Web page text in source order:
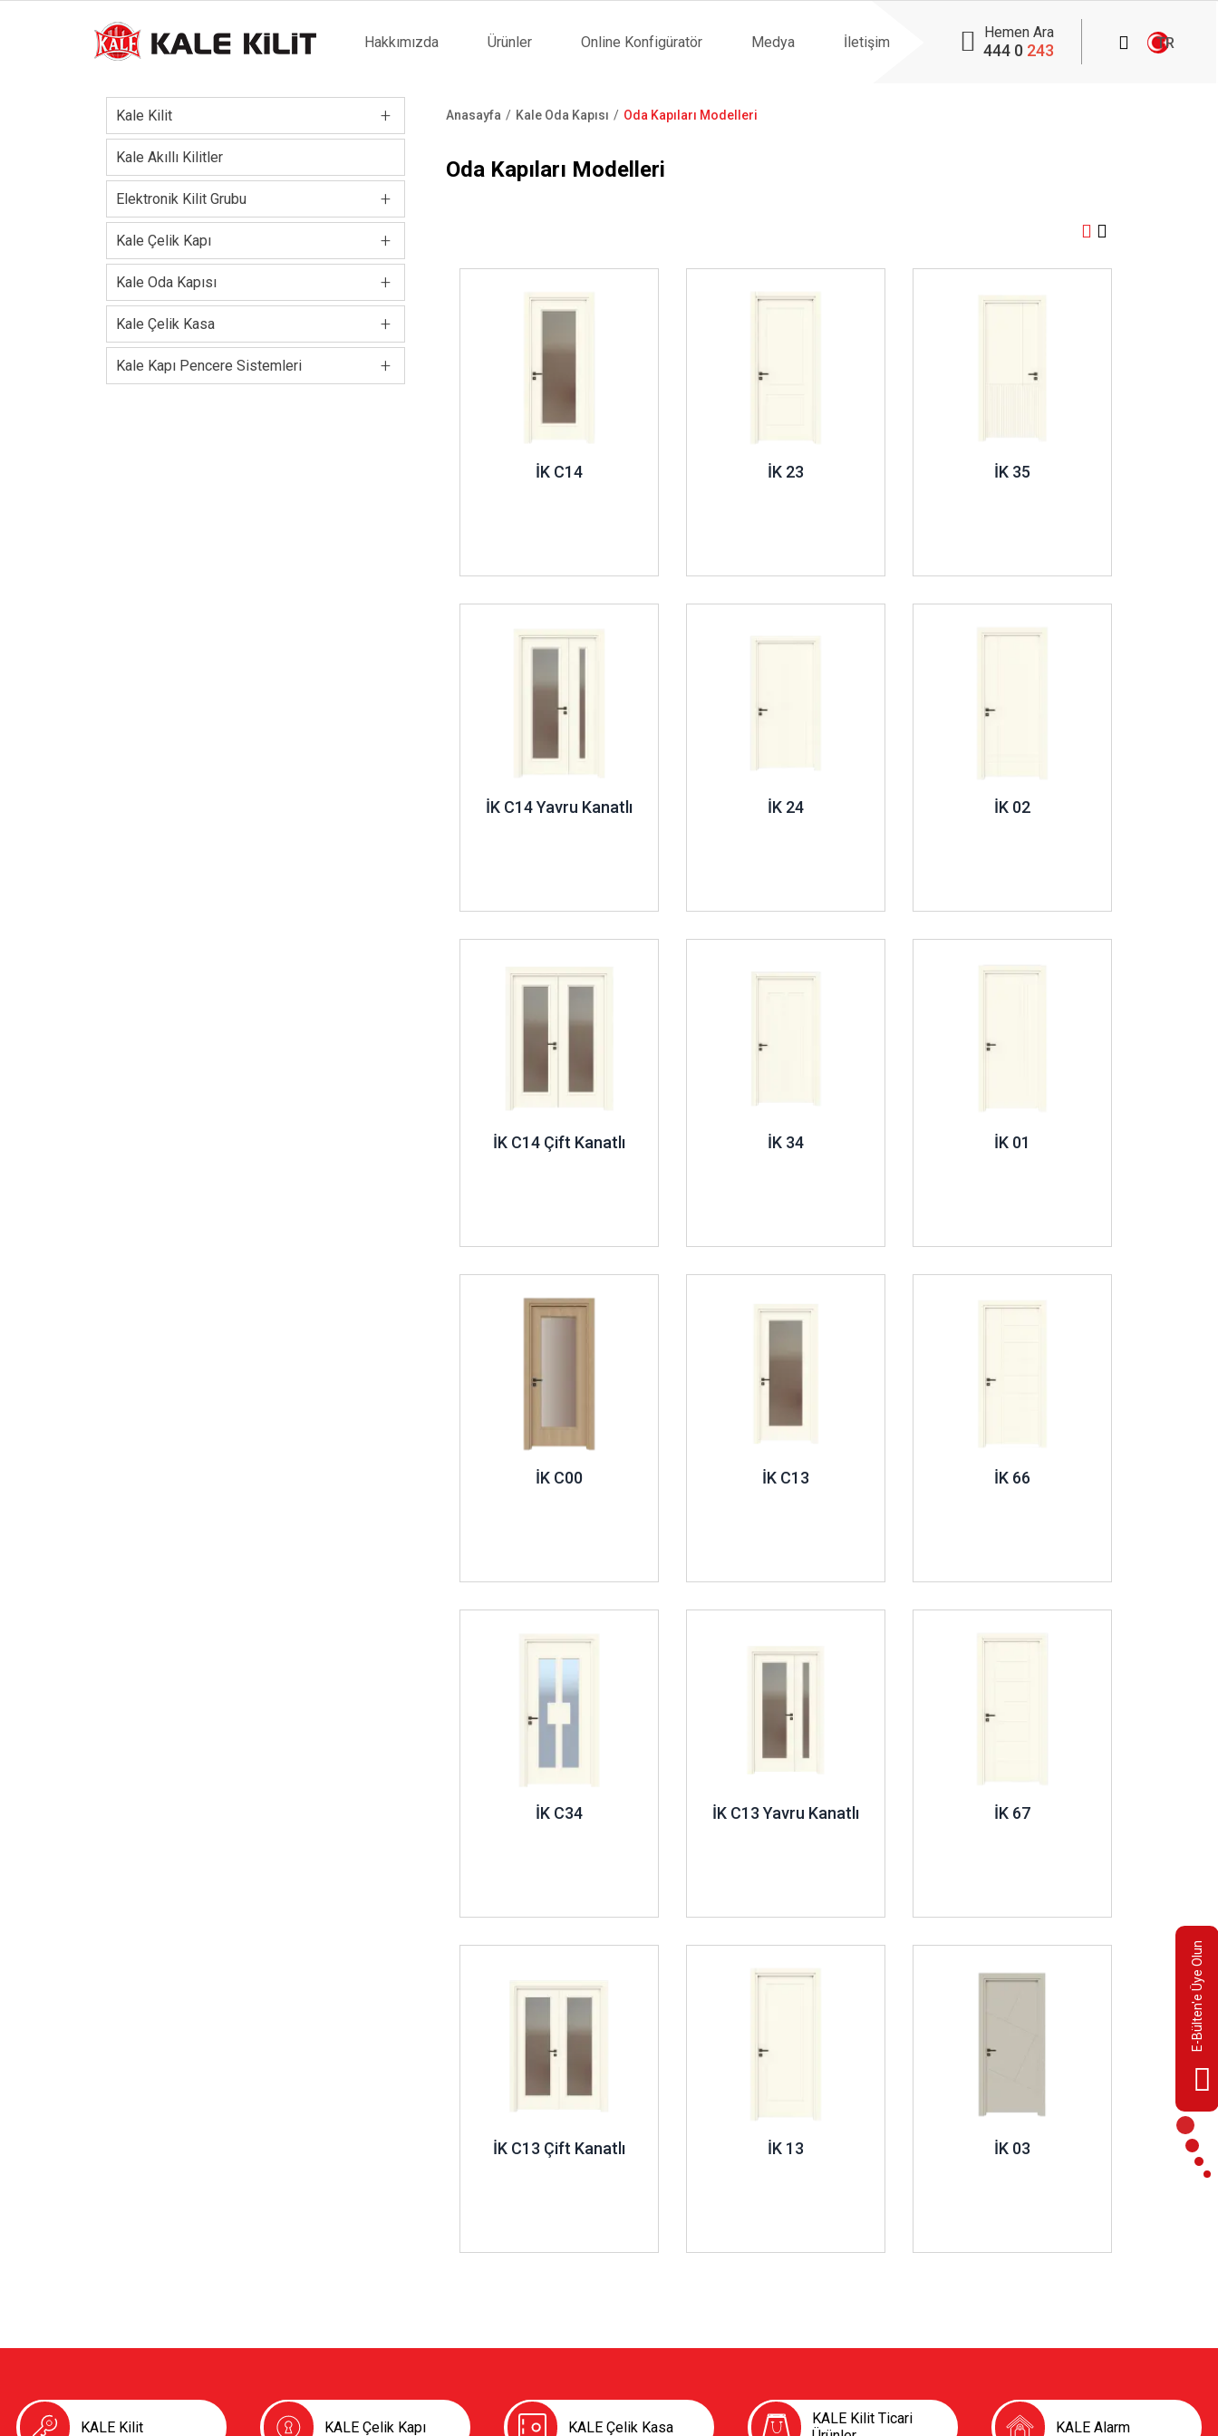
Main
Hakkımızda Ürünler Online Konfigüratör Medya İletişim
Hemen Ara
444 0 243 TR
+
Kale Kilit
Kale Akıllı Kilitler
+
Elektronik Kilit Grubu
+
Kale Çelik Kapı
+
Kale Oda Kapısı
+
Kale Çelik Kasa
+
Kale Kapı Pencere Sistemleri
yolu
Anasayfa Kale Oda Kapısı Oda Kapıları Modelleri
Oda Kapıları Modelleri
E-Bülten'e Üye Olun
İK C14 İK 23 İK 35
İK C14 Yavru Kanatlı İK 24 İK 02
İK C14 Çift Kanatlı İK 34 İK 01
İK C00 İK C13 İK 66
İK C34 İK C13 Yavru Kanatlı İK 67
İK C13 Çift Kanatlı İK 13 İK 03
KALE Kilit KALE Çelik Kapı KALE Çelik Kasa
KALE Kilit Ticari
KALE Alarm